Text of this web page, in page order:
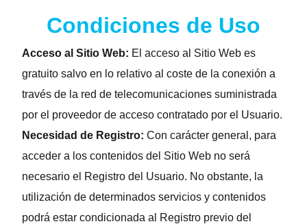
Condiciones de Uso
Acceso al Sitio Web: El acceso al Sitio Web es
gratuito salvo en lo relativo al coste de la conexión a
través de la red de telecomunicaciones suministrada
por el proveedor de acceso contratado por el Usuario.
Necesidad de Registro: Con carácter general, para
acceder a los contenidos del Sitio Web no será
necesario el Registro del Usuario. No obstante, la
utilización de determinados servicios y contenidos
podrá estar condicionada al Registro previo del